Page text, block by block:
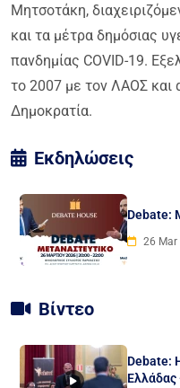
Μητσοτάκη,
και τα μέτρα δημόσιας
πανδημίας COVID-19.
το 2007 με τον ΛΑΟΣ και
Δημοκρατία.
Εκδηλώσεις
Debate:
26 Mar
Βίντεο
Debate: